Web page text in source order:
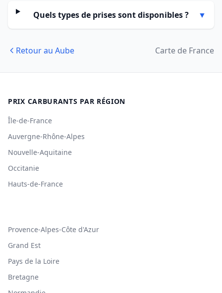
Quels types de prises sont disponibles ? ▼
Retour au Aube Carte de France
PRIX CARBURANTS PAR RÉGION
Île-de-France
Auvergne-Rhône-Alpes
Nouvelle-Aquitaine
Occitanie
Hauts-de-France
Provence-Alpes-Côte d'Azur
Grand Est
Pays de la Loire
Bretagne